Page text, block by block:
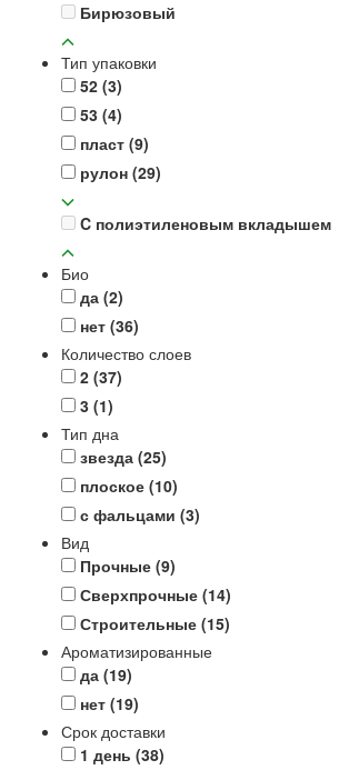
Бирюзовый
Тип упаковки
52 (3)
53 (4)
пласт (9)
рулон (29)
C полиэтиленовым вкладышем
Био
да (2)
нет (36)
Количество слоев
2 (37)
3 (1)
Тип дна
звезда (25)
плоское (10)
с фальцами (3)
Вид
Прочные (9)
Сверхпрочные (14)
Строительные (15)
Ароматизированные
да (19)
нет (19)
Срок доставки
1 день (38)